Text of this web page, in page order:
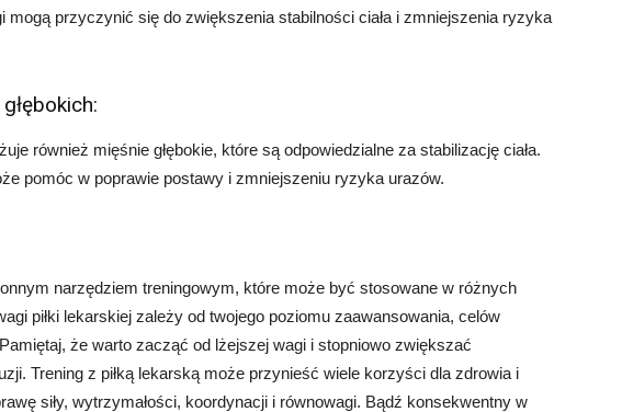
mogą przyczynić się do zwiększenia stabilności ciała i zmniejszenia ryzyka
również mięśnie głębokie, które są odpowiedzialne za stabilizację ciała.
pomóc w poprawie postawy i zmniejszeniu ryzyka urazów.
narzędziem treningowym, które może być stosowane w różnych
piłki lekarskiej zależy od twojego poziomu zaawansowania, celów
że warto zacząć od lżejszej wagi i stopniowo zwiększać
Trening z piłką lekarską może przynieść wiele korzyści dla zdrowia i
siły, wytrzymałości, koordynacji i równowagi. Bądź konsekwentny w